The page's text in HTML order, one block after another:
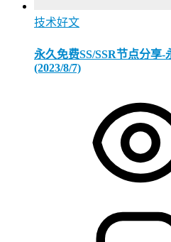
技术好文
永久免费SS/SSR节点分享
(2023/8/7)